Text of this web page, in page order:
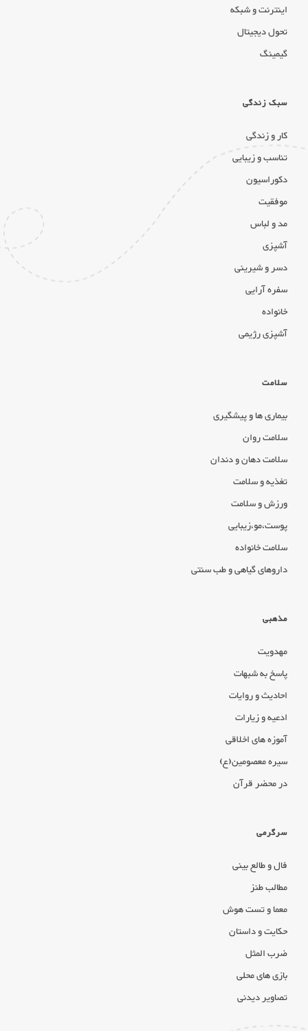
اینترنت و شبکه
تحول دیجیتال
گیمینگ
سبک زندگی
کار و زندگی
تناسب و زیبایی
دکوراسیون
موفقیت
مد و لباس
آشپزی
دسر و شیرینی
سفره آرایی
خانواده
آشپزی رژیمی
سلامت
بیماری ها و پیشگیری
سلامت روان
سلامت دهان و دندان
تغذیه و سلامت
ورزش و سلامت
پوست،مو،زیبایی
سلامت خانواده
داروهای گیاهی و طب سنتی
مذهبی
مهدویت
پاسخ به شبهات
احادیث و روایات
ادعیه و زیارات
آموزه های اخلاقی
سیره معصومین(ع)
در محضر قرآن
سرگرمی
فال و طالع بینی
مطالب طنز
معما و تست هوش
حکایت و داستان
ضرب المثل
بازی های محلی
تصاویر دیدنی